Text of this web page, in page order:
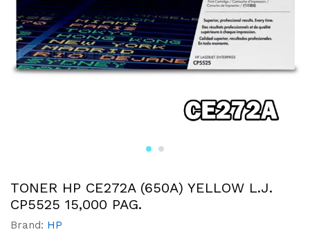
TONER HP CE272A (650A) YELLOW L.J.
CP5525 15,000 PAG.
Brand: HP